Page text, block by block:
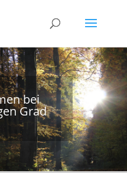
bei
Grad